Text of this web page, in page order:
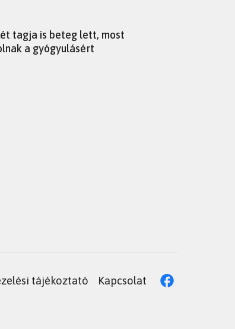
tagja is beteg lett, most
a gyógyulásért
tájékoztató Kapcsolat